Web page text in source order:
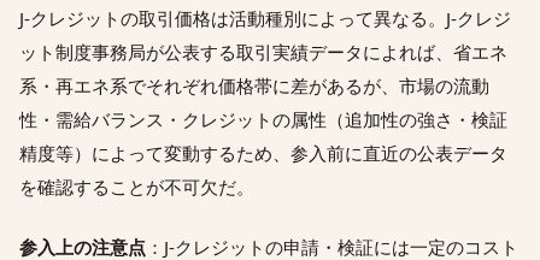
J-クレジットの取引価格は活動種別によって異なる。J-クレジ
ット制度事務局が公表する取引実績データによれば、省エネ
系・再エネ系でそれぞれ価格帯に差があるが、市場の流動
性・需給バランス・クレジットの属性（追加性の強さ・検証
精度等）によって変動するため、参入前に直近の公表データ
を確認することが不可欠だ。
参入上の注意点 ：J-クレジットの申請・検証には一定のコスト